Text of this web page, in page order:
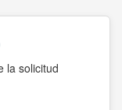
la solicitud